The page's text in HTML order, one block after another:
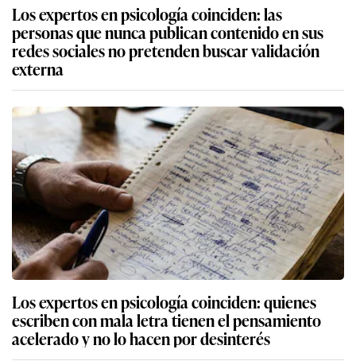
Los expertos en psicología coinciden: las
personas que nunca publican contenido en sus
redes sociales no pretenden buscar validación
externa
Los expertos en psicología coinciden: quienes
escriben con mala letra tienen el pensamiento
acelerado y no lo hacen por desinterés